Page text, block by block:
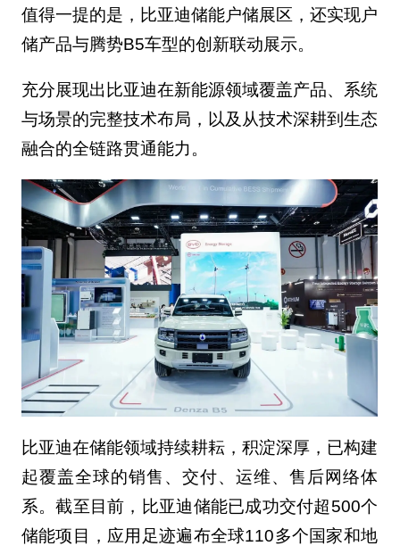
值得一提的是，比亚迪储能户储展区，还实现户
储产品与腾势B5车型的创新联动展示。
充分展现出比亚迪在新能源领域覆盖产品、系统
与场景的完整技术布局，以及从技术深耕到生态
融合的全链路贯通能力。
比亚迪在储能领域持续耕耘，积淀深厚，已构建
起覆盖全球的销售、交付、运维、售后网络体
系。截至目前，比亚迪储能已成功交付超500个
储能项目，应用足迹遍布全球110多个国家和地